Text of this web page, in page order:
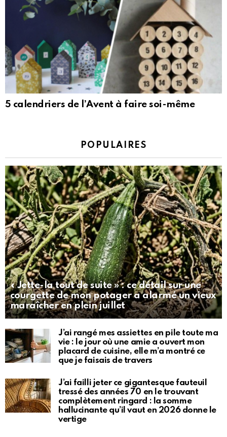
5 calendriers de l’Avent à faire soi-même
POPULAIRES
« Jette-la tout de suite » : ce détail sur une
courgette de mon potager a alarmé un vieux
maraîcher en plein juillet
J’ai rangé mes assiettes en pile toute ma
vie : le jour où une amie a ouvert mon
placard de cuisine, elle m’a montré ce
que je faisais de travers
J’ai failli jeter ce gigantesque fauteuil
tressé des années 70 en le trouvant
complètement ringard : la somme
hallucinante qu’il vaut en 2026 donne le
vertige